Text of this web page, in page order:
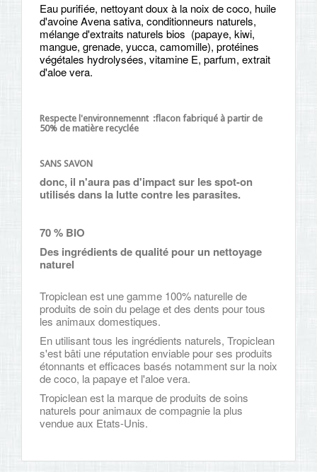
Eau purifiée, nettoyant doux à la noix de coco, huile
d'avoine Avena sativa, conditionneurs naturels,
mélange d'extraits naturels bios (papaye, kiwi,
mangue, grenade, yucca, camomille), protéines
végétales hydrolysées, vitamine E, parfum, extrait
d'aloe vera.
Respecte l'environnemennt :flacon fabriqué à partir de
50% de matière recyclée
SANS SAVON
donc, il n'aura pas d'impact sur les spot-on
utilisés dans la lutte contre les parasites.
70 % BIO
Des ingrédients de qualité pour un nettoyage
naturel
Tropiclean est une gamme 100% naturelle de
produits de soin du pelage et des dents pour tous
les animaux domestiques.
En utilisant tous les ingrédients naturels, Tropiclean
s'est bâti une réputation enviable pour ses produits
étonnants et efficaces basés notamment sur la noix
de coco, la papaye et l'aloe vera.
Tropiclean est la marque de produits de soins
naturels pour animaux de compagnie la plus
vendue aux Etats-Unis.